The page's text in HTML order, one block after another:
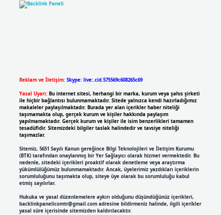
Reklam ve İletişim: Skype: live:.cid.575569c608265c69
Yasal Uyarı: Bu internet sitesi, herhangi bir marka, kurum veya şahıs şirketi
ile hiçbir bağlantısı bulunmamaktadır. Sitede yalnızca kendi hazırladığımız
makaleler paylaşılmaktadır. Burada yer alan içerikler haber niteliği
taşımamakta olup, gerçek kurum ve kişiler hakkında paylaşım
yapılmamaktadır. Gerçek kurum ve kişiler ile isim benzerlikleri tamamen
tesadüfidir. Sitemizdeki bilgiler taslak halindedir ve tavsiye niteliği
taşımazlar.
Sitemiz, 5651 Sayılı Kanun gereğince Bilgi Teknolojileri ve İletişim Kurumu
(BTK) tarafından onaylanmış bir Yer Sağlayıcı olarak hizmet vermektedir. Bu
nedenle, sitedeki içerikleri proaktif olarak denetleme veya araştırma
yükümlülüğümüz bulunmamaktadır. Ancak, üyelerimiz yazdıkları içeriklerin
sorumluluğunu taşımakta olup, siteye üye olarak bu sorumluluğu kabul
etmiş sayılırlar.
Hukuka ve yasal düzenlemelere aykırı olduğunu düşündüğünüz içerikleri,
backlinkpanelicomtr@gmail.comadresine bildirmeniz halinde, ilgili içerikler
yasal süre içerisinde sitemizden kaldırılacaktır.